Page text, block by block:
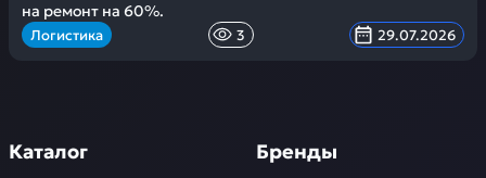
на ремонт на 60%.
Логистика 3 29.07.2026
Каталог Бренды